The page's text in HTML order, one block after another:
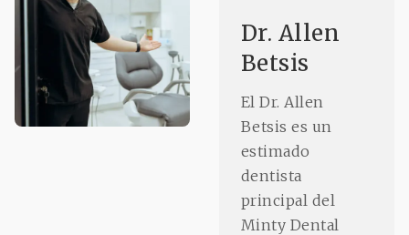
Dr. Allen
Betsis
El Dr. Allen
Betsis es un
estimado
dentista
principal del
Minty Dental